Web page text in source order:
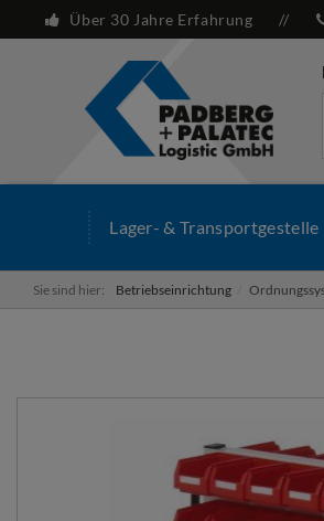
Über 30 Jahre Erfahrung
Lager- & Transportgestelle
Sie sind hier: Betriebseinrichtung